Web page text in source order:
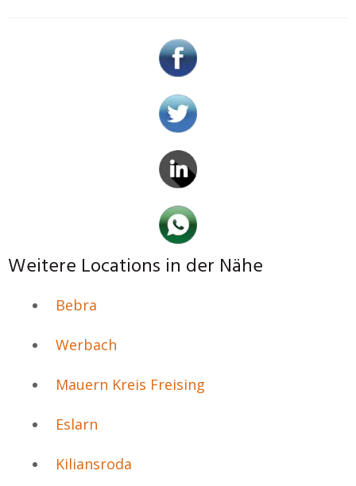
Weitere Locations in der Nähe
Bebra
Werbach
Mauern Kreis Freising
Eslarn
Kiliansroda